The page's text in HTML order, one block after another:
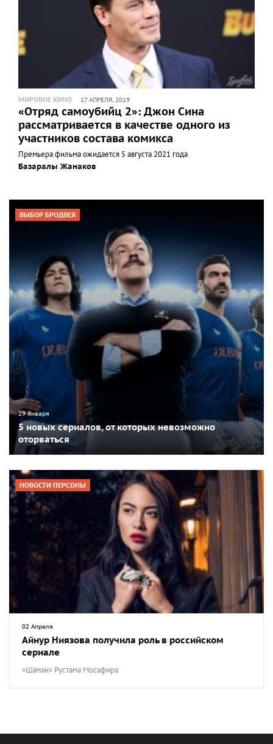
МИРОВОЕ КИНО 17 АПРЕЛЯ, 2019
«Отряд самоубийц 2»: Джон Сина
рассматривается в качестве одного из
участников состава комикса
Премьера фильма ожидается 5 августа 2021 года
Базаралы Жанаков
ВЫБОР БРОДВЕЯ
29 Января
5 новых сериалов, от которых невозможно
оторваться
НОВОСТИ ПЕРСОНЫ
02 Апреля
Айнур Ниязова получила роль в российском
сериале
«Шаман» Рустама Мосафира